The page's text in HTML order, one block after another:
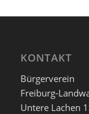
KONTAKT
Bürgerverein
Freiburg-
Untere Lachen